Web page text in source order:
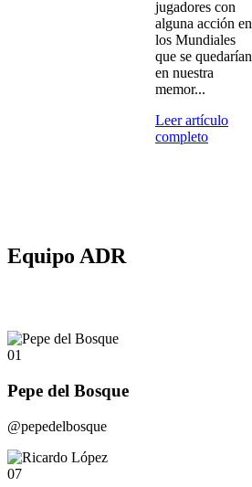
jugadores con
alguna acción en
los Mundiales
que se quedarían
en nuestra
memor...
Leer artículo
completo
Equipo ADR
01
Pepe del Bosque
@pepedelbosque
07